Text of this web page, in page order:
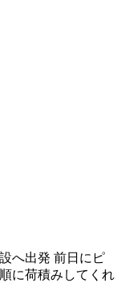
へ出発 前日にピ
に荷積みしてくれ